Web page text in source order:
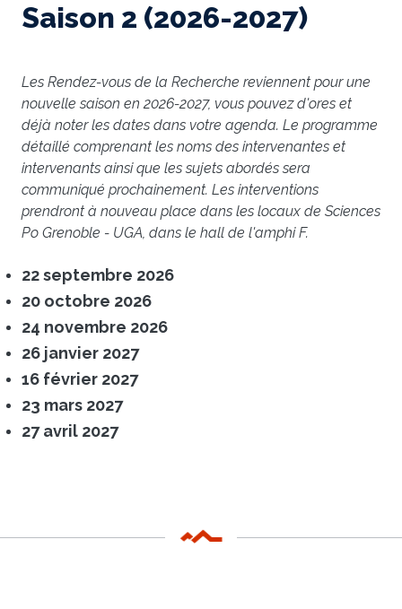
Saison 2 (2026-2027)
Les Rendez-vous de la Recherche reviennent pour une
nouvelle saison en 2026-2027, vous pouvez d'ores et
déjà noter les dates dans votre agenda. Le programme
détaillé comprenant les noms des intervenantes et
intervenants ainsi que les sujets abordés sera
communiqué prochainement. Les interventions
prendront à nouveau place dans les locaux de Sciences
Po Grenoble - UGA, dans le hall de l'amphi F.
22 septembre 2026
20 octobre 2026
24 novembre 2026
26 janvier 2027
16 février 2027
23 mars 2027
27 avril 2027